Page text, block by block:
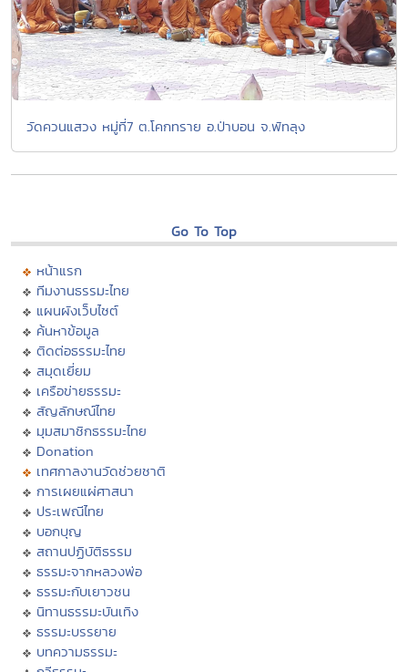
วัดควนแสวง หมู่ที่7 ต.โคกทราย อ.ป่าบอน จ.พัทลุง
Go To Top
หน้าแรก
ทีมงานธรรมะไทย
แผนผังเว็บไซต์
ค้นหาข้อมูล
ติดต่อธรรมะไทย
สมุดเยี่ยม
เครือข่ายธรรมะ
สัญลักษณ์ไทย
มุมสมาชิกธรรมะไทย
Donation
เทศกาลงานวัดช่วยชาติ
การเผยแผ่ศาสนา
ประเพณีไทย
บอกบุญ
สถานปฏิบัติธรรม
ธรรมะจากหลวงพ่อ
ธรรมะกับเยาวชน
นิทานธรรมะบันเทิง
ธรรมะบรรยาย
บทความธรรมะ